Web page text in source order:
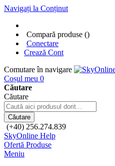
Navigați la Conținut
Compară produse ()
Conectare
Crează Cont
Comutare în navigare
Coșul meu 0
Căutare
Căutare
Căutare
(+40) 256.274.839
SkyOnline Help
Ofertă Produse
Meniu